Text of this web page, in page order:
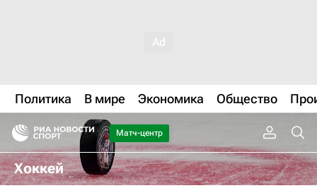
Политика В мире Экономика Общество
Матч-центр
Хоккей